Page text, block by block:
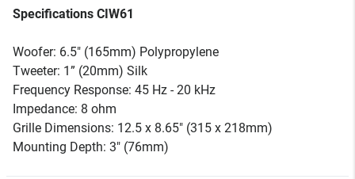
Specifications CIW61
Woofer: 6.5" (165mm) Polypropylene
Tweeter: 1” (20mm) Silk
Frequency Response: 45 Hz - 20 kHz
Impedance: 8 ohm
Grille Dimensions: 12.5 x 8.65" (315 x 218mm)
Mounting Depth: 3" (76mm)